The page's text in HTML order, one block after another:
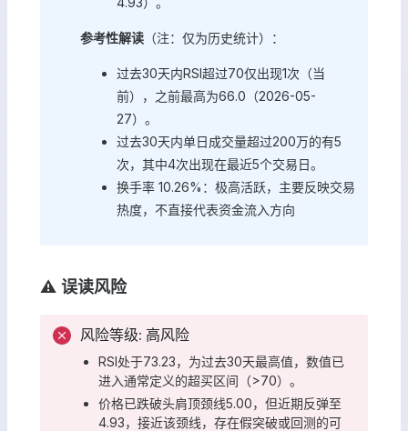
参考性解读 （注：仅为历史统计）：
过去30天内RSI超过70仅出现1次（当
前），之前最高为66.0（2026-05-
27）。
过去30天内单日成交量超过200万的有5
次，其中4次出现在最近5个交易日。
换手率 10.26%：极高活跃，主要反映交易
热度，不直接代表资金流入方向
⚠️ 误读风险
风险等级: 高风险
RSI处于73.23，为过去30天最高值，数值已
进入通常定义的超买区间（>70）。
价格已跌破头肩顶颈线5.00，但近期反弹至
4.93，接近该颈线，存在假突破或回测的可